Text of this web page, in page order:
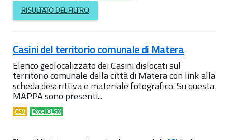
RISULTATO DEL FILTRO
Casini del territorio comunale di Matera
Elenco geolocalizzato dei Casini dislocati sul
territorio comunale della città di Matera con link alla
scheda descrittiva e materiale fotografico. Su questa
MAPPA sono presenti...
CSV Excel XLSX